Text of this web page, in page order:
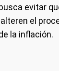
evitar
el
la inflación.